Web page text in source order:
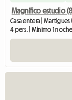
Magnífico estudio
Casa entera | Martigues
4 pers. | Mínimo 1